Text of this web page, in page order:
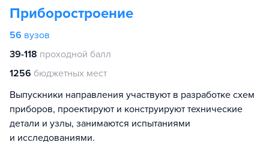
Приборостроение
56 вузов
39-118 проходной балл
1256 бюджетных мест
Выпускники направления участвуют в разработке схем
приборов, проектируют и конструируют технические
детали и узлы, занимаются испытаниями
и исследованиями.